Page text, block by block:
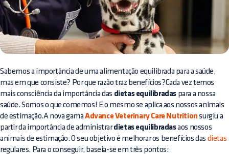
Sabemos a importância de uma alimentação equilibrada para a saúde,
mas em que consiste? Por que razão traz benefícios?Cada vez temos
mais consciência da importância das dietas equilibradas para a nossa
saúde. Somos o que comemos! E o mesmo se aplica aos nossos animais
de estimação.A nova gamaAdvance Veterinary Care Nutrition surgiu a
partir da importância de administrardietas equilibradasaos nossos
animais de estimação. O seu objetivo é melhorar os benefícios das dietas
regulares. Para o conseguir, baseia-se em três pontos: